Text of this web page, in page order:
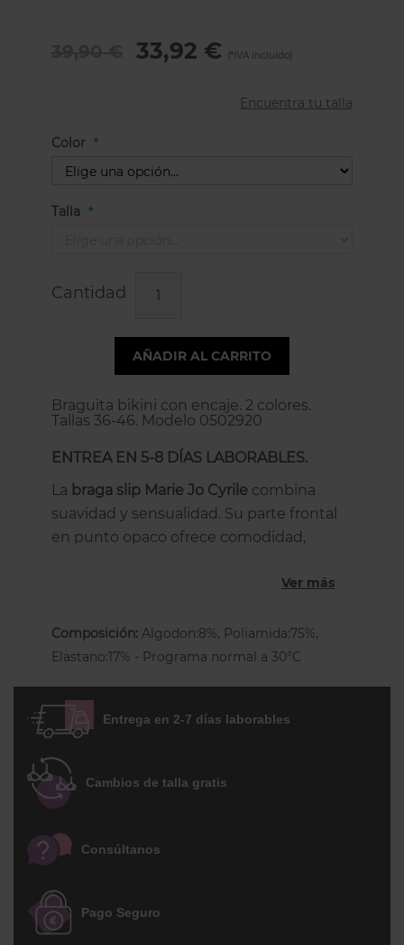
33,92 €
Encuentra tu talla
Color
Talla
Cantidad
AÑADIR AL CARRITO
Braguita bikini con encaje. 2 colores.
Tallas 36-46. Modelo 0502920
ENTREA EN 5-8 DÍAS LABORABLES.
La braga slip Marie Jo Cyrile combina
suavidad y sensualidad. Su parte frontal
en punto opaco ofrece comodidad,
son de encaje floral semi-transparente
Frente en punto suave y opaco
Forro íntimo de algodón
Disponible en negro y rosa claro
Un básico cómodo con un toque
delicado y sofisticado.
Ver más
Composición: Algodon:8%, Poliamida:75%,
Elastano:17% - Programa normal a 30°C
Entrega en 2-7 días laborables
Cambios de talla gratis
Consúltanos
Pago Seguro